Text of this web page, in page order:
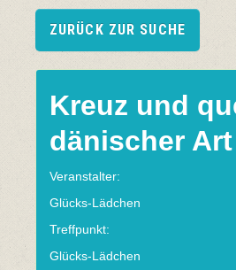
ZURÜCK ZUR SUCHE
Kreuz und
dänischer Art
Veranstalter:
Glücks-Lädchen
Treffpunkt:
Glücks-Lädchen